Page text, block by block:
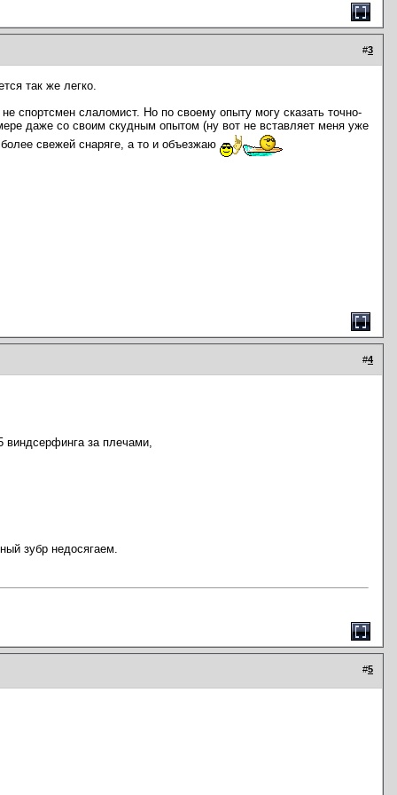
#3
так же легко.
спортсмен слаломист. Но по своему опыту могу сказать точно-
даже со своим скудным опытом (ну вот не вставляет меня уже
свежей снаряге, а то и объезжаю
#4
виндсерфинга за плечами,
зубр недосягаем.
#5